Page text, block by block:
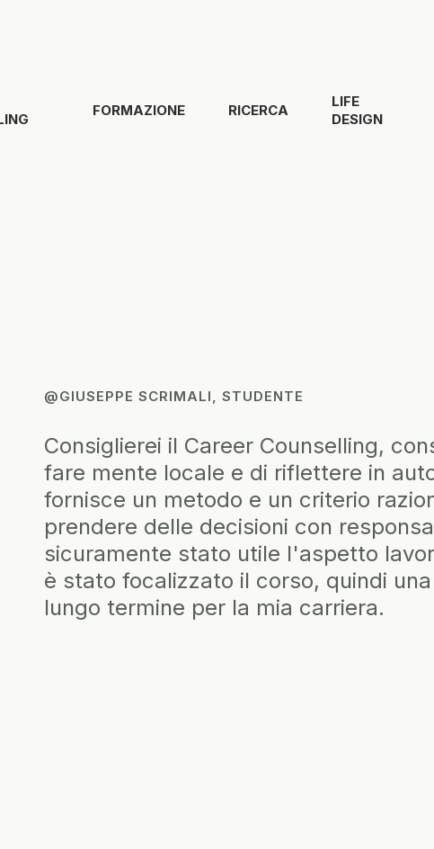
FORMAZIONE RICERCA
LIFE
DESIGN
Counselling, consente di
riflettere in autonomia,
un criterio razionale per
con responsabilità. Mi è
l'aspetto lavorativo su cui
quindi una visione a
mia carriera.
propri
scelta
anche
A me
e
più
un
le